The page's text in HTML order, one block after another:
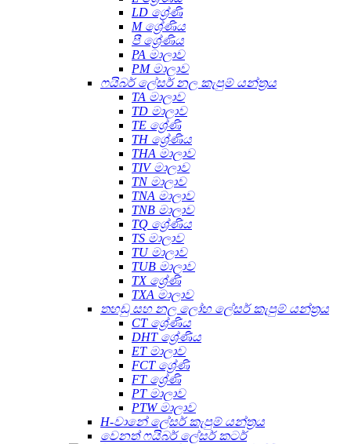
LD ශ්‍රේණි
M ශ්‍රේණිය
පී ශ්‍රේණිය
PA මාලාව
PM මාලාව
ෆයිබර් ලේසර් නල කැපුම් යන්ත්‍රය
TA මාලාව
TD මාලාව
TE ශ්‍රේණි
TH ශ්‍රේණිය
THA මාලාව
TIV මාලාව
TN මාලාව
TNA මාලාව
TNB මාලාව
TQ ශ්‍රේණිය
TS මාලාව
TU මාලාව
TUB මාලාව
TX ශ්‍රේණි
TXA මාලාව
තහඩු සහ නල ලෝහ ලේසර් කැපුම් යන්ත්‍රය
CT ශ්‍රේණිය
DHT ශ්‍රේණිය
ET මාලාව
FCT ශ්‍රේණි
FT ශ්‍රේණි
PT මාලාව
PTW මාලාව
H-වානේ ලේසර් කැපුම් යන්ත්‍රය
වෙනත් ෆයිබර් ලේසර් කටර්